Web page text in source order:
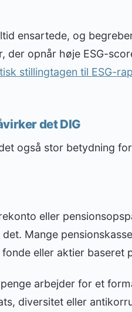
ensartede, og
der opnår høje ESG-
stillingtagen til ESG-
det DIG
også stor betydning
eller
Mange
eller aktier baseret
arbejder for et
diversitet eller